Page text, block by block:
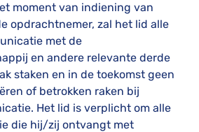
moment van indiening van
opdrachtnemer, zal het lid alle
met de
en andere relevante derde
staken en in de toekomst geen
of betrokken raken bij
Het lid is verplicht om alle
die hij/zij ontvangt met